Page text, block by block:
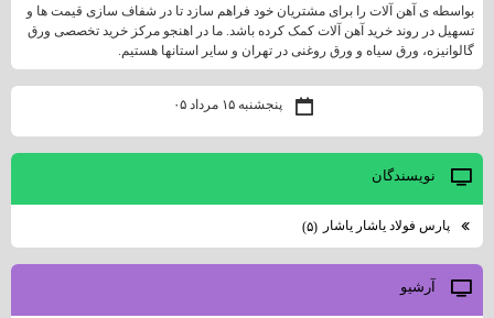
بواسطه ی آهن آلات را برای مشتریان خود فراهم سازد تا در شفاف سازی قیمت ها و
تسهیل در روند خرید آهن آلات کمک کرده باشد. ما در اهنجو مرکز خرید تخصصی ورق
گالوانیزه، ورق سیاه و ورق روغنی در تهران و سایر استانها هستیم.
پنجشنبه ۱۵ مرداد ۰۵
نويسندگان
پارس فولاد ياشار ياشار (۵)
آرشيو